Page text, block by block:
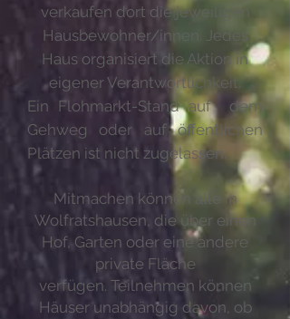
verkaufen dort die jeweiligen
Hausbewohner/innen. Jedes
Haus organisiert die Aktion in
eigener Verantwortlichkeit.
Ein Flohmarkt-Stand auf dem
Gehweg oder auf öffentlichen
Plätzen ist nicht zugelassen.
Mitmachen können alle in
Wolfratshausen, die über einen
Hof, Garten oder eine andere
private Fläche
verfügen. Teilnehmen können
Häuser unabhängig davon, ob